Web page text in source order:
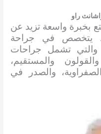
راو
بخبرة واسعة تزيد عن
يتخصص في جراحة
والتي تشمل جراحات
والمستقيم،
والصدر في